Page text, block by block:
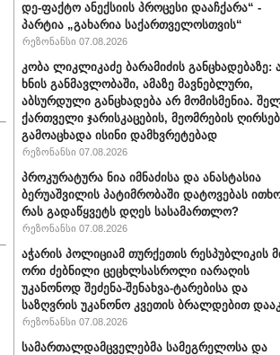
დე-ფაქტო ანექსიის პროცესი დააჩქარა“ -
პარტია „გახარია საქართველოსთვის“
რეზონანსი 07.08.2026
კობა ლიკლიკაძე ბარამიძის განცხადებაზე:
ხნის განმავლობაში, ამაზე მავნებლური,
აბსურდული განცხადება არ მომისმენია.
ქართველი ჯარისკაცების, მეომრების
გამოაცხადა ისინი დამხვრეტებად
რეზონანსი 07.08.2026
პროკურატურა ნია იმნაძისა და ანასტასია
ბერუაშვილის პატიმრობაში დატოვებას
რას გადაწყვეტს დღეს სასამართლო?
რეზონანსი 07.08.2026
აჭარის პოლიციამ თურქეთის რესპუბლიკის
ორი ძებნილი ცეცხლსასროლი იარაღის
უკანონოდ შეძენა-შენახვა-ტარებისა და
საზღვრის უკანონო კვეთის ბრალდებით
რეზონანსი 07.08.2026
სამართალდამცველებმა სამეგრელოსა და